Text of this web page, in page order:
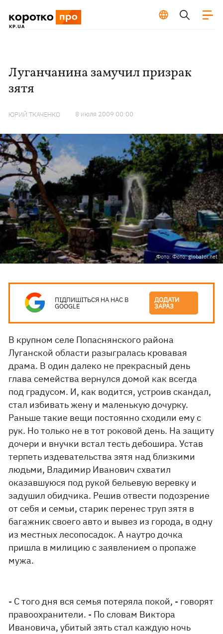
Луганчанина замучил призрак
зятя
ЮРИЙ ТКАЧЕНКО 8 июля 2009 00:00
Фото: Фото: globator.net
ПІДПИШІТЬСЯ НА НАС В
GOOGLE
ДОДАТИ
ЗАРАЗ
В крупном селе Попаснянского района
Луганской области разыгралась кровавая
драма. В один далеко не прекрасный день
глава семейства вернулся домой как всегда
под градусом. И, как водится, устроив скандал,
стал избивать жену и маленькую дочурку.
Раньше такие вещи постоянно сходили ему с
рук. Но только не в тот роковой день. На защиту
дочери и внучки встал тесть дебошира. Устав
терпеть издевательства зятя над близкими
людьми, Владимир Иванович схватил
оказавшуюся под рукой бельевую веревку и
задушил обидчика. Решив отвести подозрение
от себя и семьи, старик перенес труп зятя в
багажник своего авто и вывез из города, в одну
из местных лесопосадок. А наутро дочка
пришла в милицию с заявлением о пропаже
мужа.
- С того дня вся семья потеряла покой, - говорят
правоохранители. - По словам Виктора
Ивановича, убитый зять стал каждую ночь